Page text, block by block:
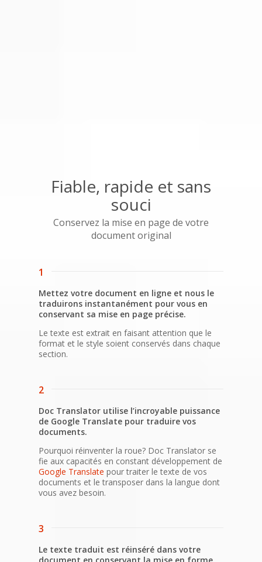
Fiable, rapide et sans
souci
Conservez la mise en page de votre
document original
1
Mettez votre document en ligne et nous le
traduirons instantanément pour vous en
conservant sa mise en page précise.
Le texte est extrait en faisant attention que le
format et le style soient conservés dans chaque
section.
2
Doc Translator utilise l’incroyable puissance
de Google Translate pour traduire vos
documents.
Pourquoi réinventer la roue? Doc Translator se
fie aux capacités en constant développement de
Google Translate pour traiter le texte de vos
documents et le transposer dans la langue dont
vous avez besoin.
3
Le texte traduit est réinséré dans votre